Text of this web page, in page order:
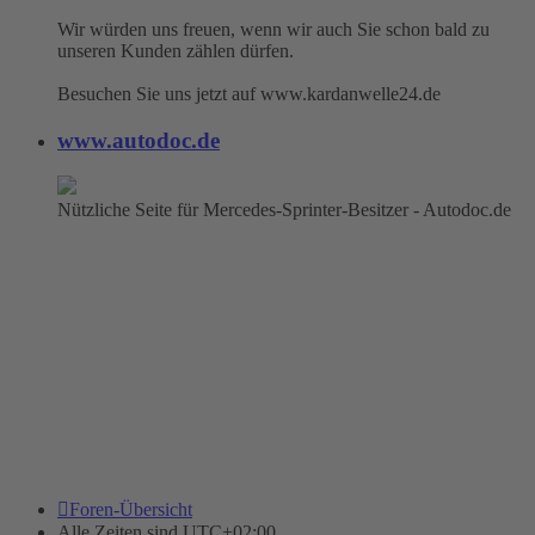
Wir würden uns freuen, wenn wir auch Sie schon bald zu
unseren Kunden zählen dürfen.
Besuchen Sie uns jetzt auf www.kardanwelle24.de
www.autodoc.de
Nützliche Seite für Mercedes-Sprinter-Besitzer - Autodoc.de
Foren-Übersicht